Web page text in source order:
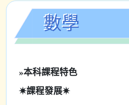
數學
»本科課程特色
✷課程發展✷